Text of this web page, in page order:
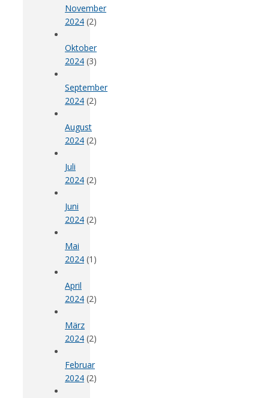
November
2024 (2)
Oktober
2024 (3)
September
2024 (2)
August
2024 (2)
Juli
2024 (2)
Juni
2024 (2)
Mai
2024 (1)
April
2024 (2)
März
2024 (2)
Februar
2024 (2)